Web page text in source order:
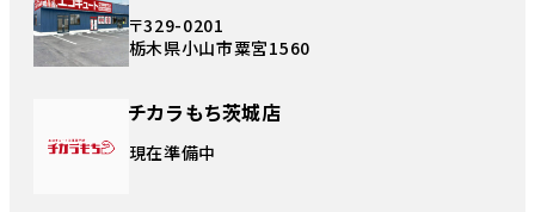
〒329-0201
栃木県小山市粟宮1560
チカラもち茨城店
現在準備中